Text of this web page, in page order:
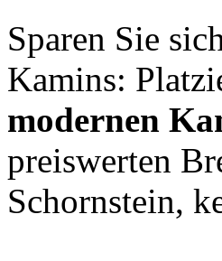
Sparen Sie
Kamins:
modernen
preiswerten
Schornstein,